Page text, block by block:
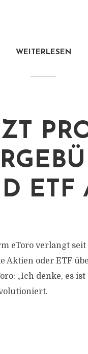
WEITERLESEN
ETF
eToro verlangt
Aktien oder ETF
„Ich denke, es